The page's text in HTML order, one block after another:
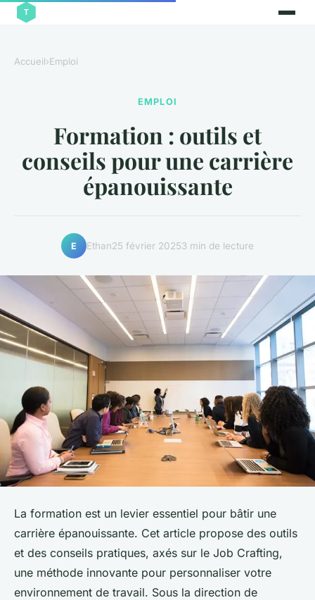
Accueil›Emploi
EMPLOI
Formation : outils et
conseils pour une carrière
épanouissante
E Ethan25 février 20253 min de lecture
La formation est un levier essentiel pour bâtir une
carrière épanouissante. Cet article propose des outils
et des conseils pratiques, axés sur le Job Crafting,
une méthode innovante pour personnaliser votre
environnement de travail. Sous la direction de